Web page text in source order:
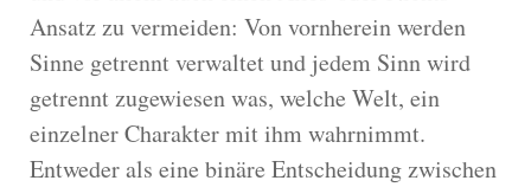
Ansatz zu vermeiden: Von vornherein werden
Sinne getrennt verwaltet und jedem Sinn wird
getrennt zugewiesen was, welche Welt, ein
einzelner Charakter mit ihm wahrnimmt.
Entweder als eine binäre Entscheidung zwischen